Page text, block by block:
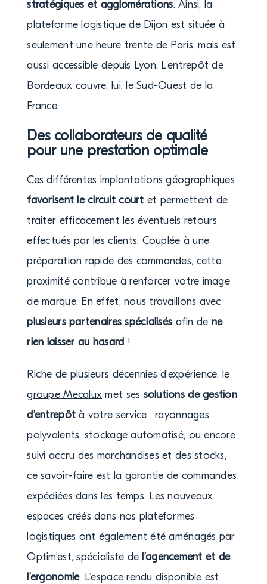
stratégiques et agglomérations. Ainsi, la
plateforme logistique de Dijon est située à
seulement une heure trente de Paris, mais est
aussi accessible depuis Lyon. L’entrepôt de
Bordeaux couvre, lui, le Sud-Ouest de la
France.
Des collaborateurs de qualité
pour une prestation optimale
Ces différentes implantations géographiques
favorisent le circuit court et permettent de
traiter efficacement les éventuels retours
effectués par les clients. Couplée à une
préparation rapide des commandes, cette
proximité contribue à renforcer votre image
de marque. En effet, nous travaillons avec
plusieurs partenaires spécialisés afin de ne
rien laisser au hasard !
Riche de plusieurs décennies d’expérience, le
groupe Mecalux met ses solutions de gestion
d’entrepôt à votre service : rayonnages
polyvalents, stockage automatisé, ou encore
suivi accru des marchandises et des stocks,
ce savoir-faire est la garantie de commandes
expédiées dans les temps. Les nouveaux
espaces créés dans nos plateformes
logistiques ont également été aménagés par
Optim’est, spécialiste del’agencement et de
l’ergonomie. L’espace rendu disponible est